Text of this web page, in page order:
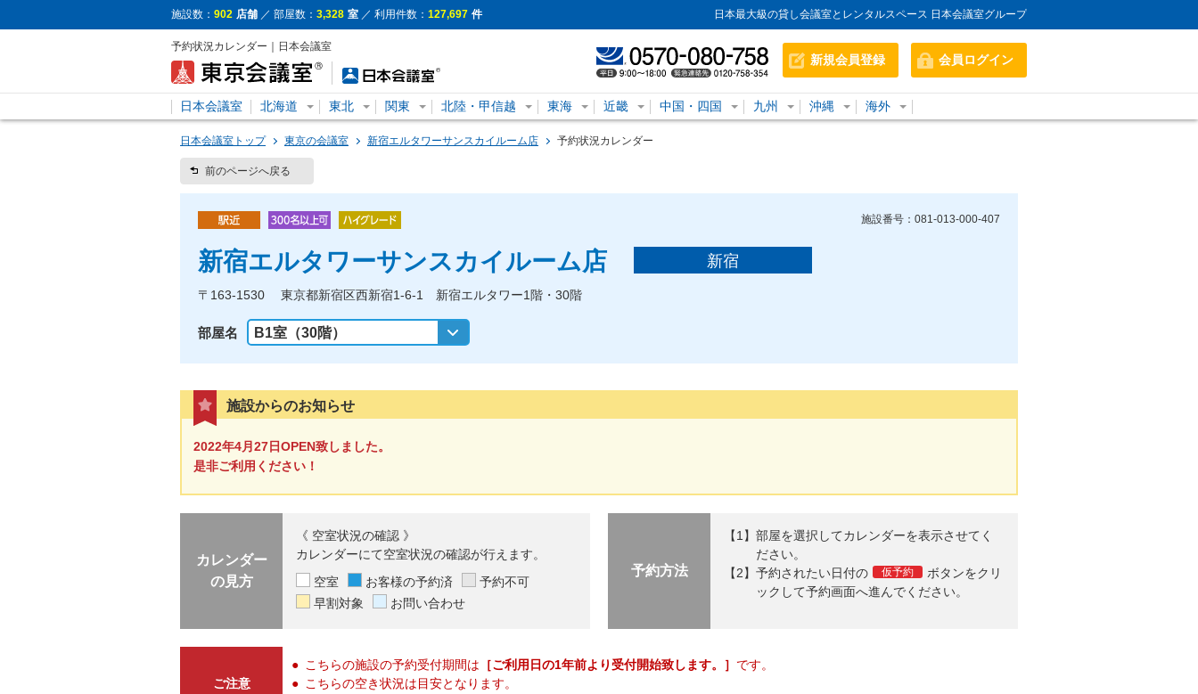
施設数： 902 店舗 ／ 部屋数： 3,328 室 ／ 利用件数： 127,697 件 日本最大級の貸し会議室とレンタルスペース 日本会議室グループ
予約状況カレンダー｜日本会議室
新規会員登録 会員ログイン
日本会議室 北海道 東北 関東 北陸・甲信越 東海 近畿 中国・四国 九州 沖縄 海外
日本会議室トップ 東京の会議室 新宿エルタワーサンスカイルーム店 予約状況カレンダー
前のページへ戻る
施設番号：081-013-000-407
新宿エルタワーサンスカイルーム店 新宿
〒163-1530 東京都新宿区西新宿1-6-1 新宿エルタワー1階・30階
部屋名
施設からのお知らせ
2022年4月27日OPEN致しました。
是非ご利用ください！
カレンダー
の見方
《 空室状況の確認 》
カレンダーにて空室状況の確認が行えます。
空室
お客様の予約済
予約不可
早割対象
お問い合わせ
予約方法
部屋を選択してカレンダーを表示させてく
ださい。
予約されたい日付の
仮予約
ボタンをクリ
ックして予約画面へ進んでください。
ご注意
こちらの施設の予約受付期間は ［ご利用日の1年前より受付開始致します。］ です。
こちらの空き状況は目安となります。